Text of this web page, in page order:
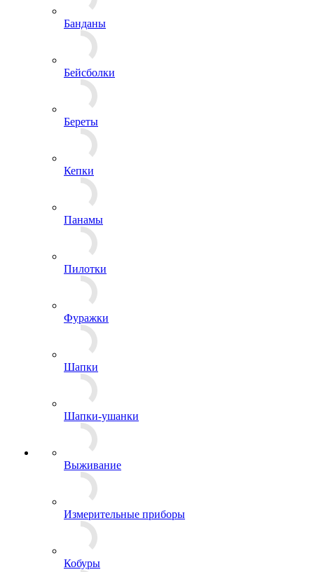
Банданы
Бейсболки
Береты
Кепки
Пилотки
Фуражки
Шапки
Шапки-ушанки
Выживание